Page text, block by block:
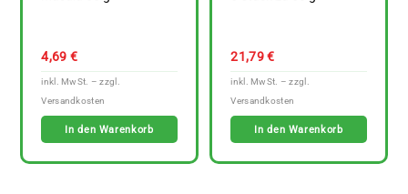
4,69 €
In den Warenkorb
21,79€
In den Warenkorb